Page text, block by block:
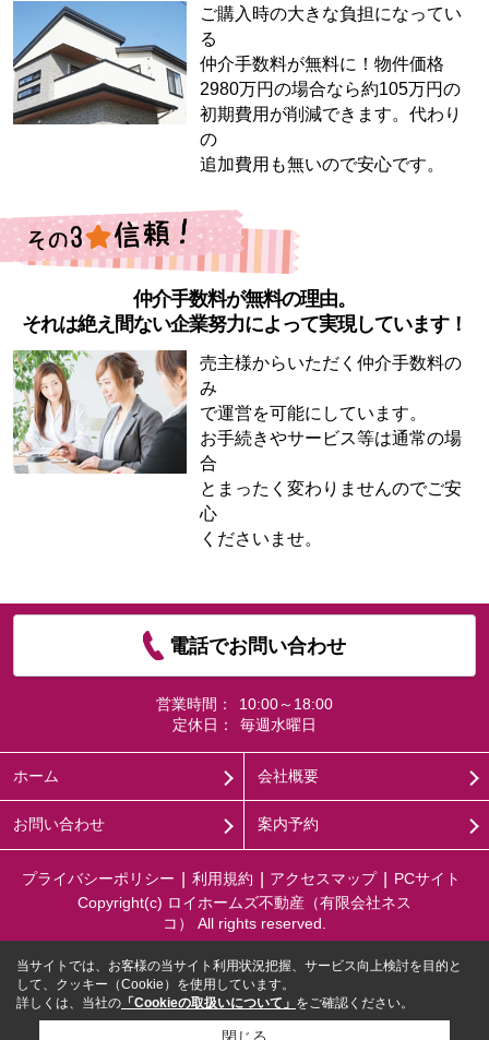
ご購入時の大きな負担になってい
る
仲介手数料が無料に！物件価格
2980万円の場合なら約105万円の
初期費用が削減できます。代わり
の
追加費用も無いので安心です。
仲介手数料が無料の理由。
それは絶え間ない企業努力によって実現しています！
売主様からいただく仲介手数料の
み
で運営を可能にしています。
お手続きやサービス等は通常の場
合
とまったく変わりませんのでご安
心
くださいませ。
電話でお問い合わせ
営業時間：
10:00～18:00
定休日：
毎週水曜日
ホーム 会社概要
お問い合わせ 案内予約
プライバシーポリシー 利用規約 アクセスマップ
PCサイト
Copyright(c) ロイホームズ不動産（有限会社ネス
コ） All rights reserved.
当サイトでは、お客様の当サイト利用状況把握、サービス向上検討を目的と
して、クッキー（Cookie）を使用しています。
詳しくは、当社の 「Cookieの取扱いについて」 をご確認ください。